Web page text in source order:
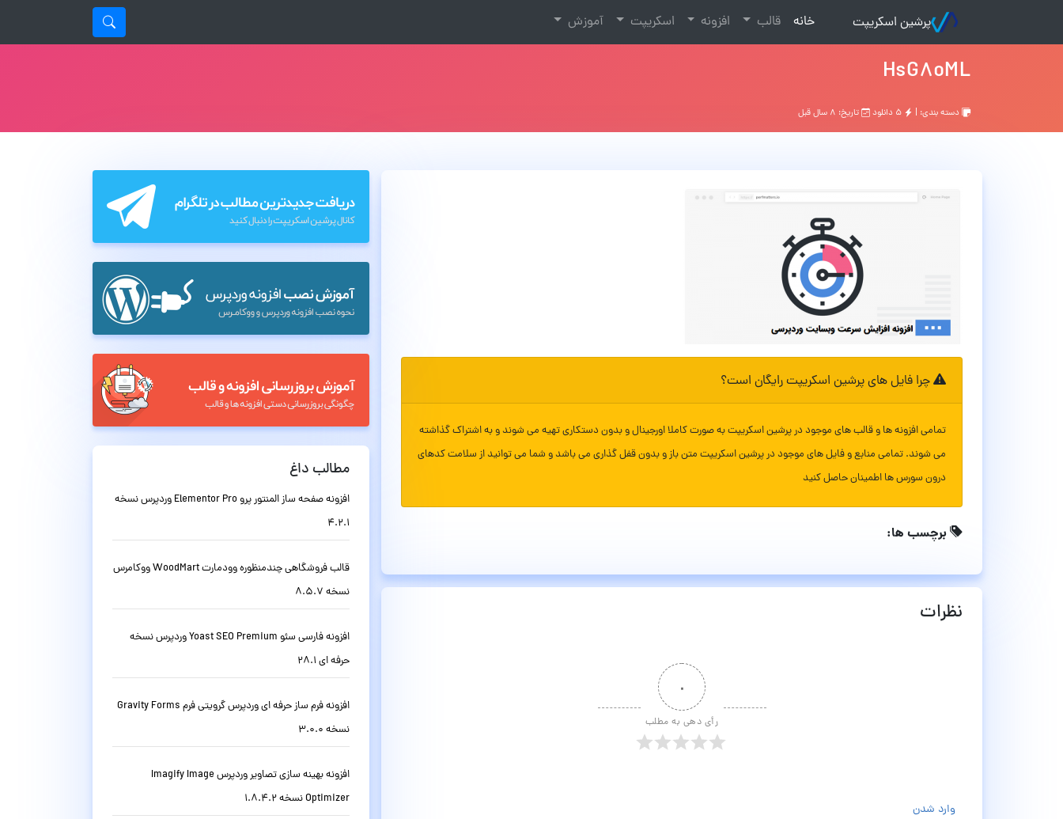
پرشین اسکریپت خانه
(current) قالب افزونه اسکریپت آموزش
HsG8oML
دسته بندی: | تاریخ: ۸ سال قبل
چرا فایل های پرشین اسکریپت رایگان است؟
تمامی افزونه ها و قالب های موجود در پرشین اسکریپت به صورت کاملا اورجینال و بدون دستکاری تهیه می شوند و به اشتراک گذاشته
می شوند. تمامی منابع و فایل های موجود در پرشین اسکریپت متن باز و بدون قفل گذاری می باشد و شما می توانید از سلامت کدهای
درون سورس ها اطمینان حاصل کنید
برچسب ها:
نظرات
۰
رأی دهی به مطلب
وارد شدن
مطالب داغ
افزونه صفحه ساز المنتور پرو Elementor Pro وردپرس نسخه
4.2.1
قالب فروشگاهی چندمنظوره وودمارت WoodMart ووکامرس
نسخه 8.5.7
افزونه فارسی سئو Yoast SEO Premium وردپرس نسخه
حرفه ای 28.1
افزونه فرم ساز حرفه ای وردپرس گرویتی فرم Gravity Forms
نسخه 3.0.0
افزونه بهینه سازی تصاویر وردپرس Imagify Image
Optimizer نسخه 1.8.4.2